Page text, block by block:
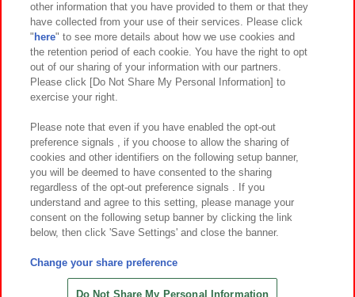
関連会社 サステナビリティ サイトポリシー
プライバシーポリシー ウェブアクセシビリティ方針と検証結果
お取引先さまとともに
カスタマーハラスメント対応方針 よくあるご質問・お問い合わせ
©Bandai Namco Amusement Inc.
©Bandai Namco Amusement Lab Inc.
©HANAYASHIKI Co., Ltd. All Rights Reserved.
other information that you have provided to them or that they
have collected from your use of their services. Please click
" here" to see more details about how we use cookies and
the retention period of each cookie. You have the right to opt
out of our sharing of your information with our partners.
Please click [Do Not Share My Personal Information] to
exercise your right.
Please note that even if you have enabled the opt-out
preference signals , if you choose to allow the sharing of
cookies and other identifiers on the following setup banner,
you will be deemed to have consented to the sharing
regardless of the opt-out preference signals . If you
understand and agree to this setting, please manage your
consent on the following setup banner by clicking the link
below, then click 'Save Settings' and close the banner.
Change your share preference
Do Not Share My Personal Information